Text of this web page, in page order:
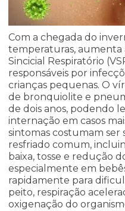
Com a chegada do
temperaturas, aumenta
Sincicial Respiratório
responsáveis por
crianças pequenas. O
de bronquiolite e
de dois anos, podendo
internação em casos
sintomas costumam ser
resfriado comum,
baixa, tosse e redução
especialmente em
rapidamente para
peito, respiração
oxigenação do